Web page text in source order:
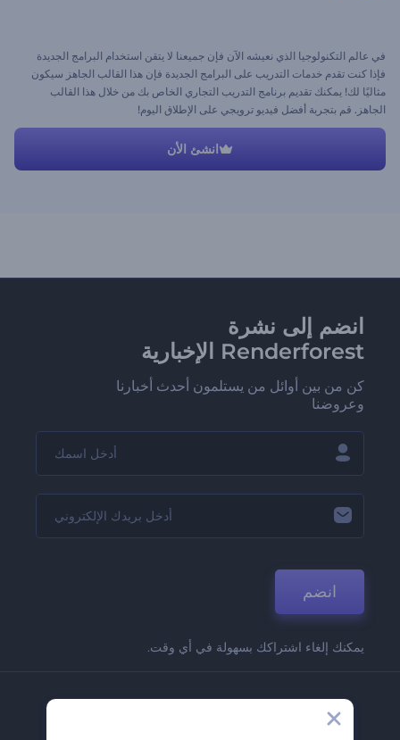
في عالم التكنولوجيا الذي نعيشه الآن فإن جميعنا لا يتقن استخدام البرامج الجديدة
فإذا كنت تقدم خدمات التدريب على البرامج الجديدة فإن هذا القالب الجاهز سيكون
مثاليًا لك! يمكنك تقديم برنامج التدريب التجاري الخاص بك من خلال هذا القالب
الجاهز. قم بتجربة أفضل فيديو ترويجي على الإطلاق اليوم!
انشئ الأن
انضم إلى نشرة
Renderforest الإخبارية
كن من بين أوائل من يستلمون أحدث أخبارنا
وعروضنا
انضم
يمكنك إلغاء اشتراكك بسهولة في أي وقت.